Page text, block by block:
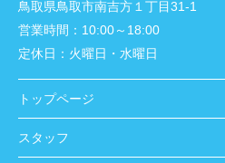
鳥取県鳥取市南吉方１丁目31-1
営業時間： 10:00～18:00
定休日： 火曜日・水曜日
トップページ
スタッフ